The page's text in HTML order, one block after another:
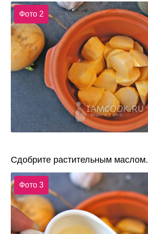
Фото 2
Сдобрите растительным маслом.
Фото 3